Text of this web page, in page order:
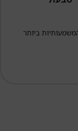
ביותר